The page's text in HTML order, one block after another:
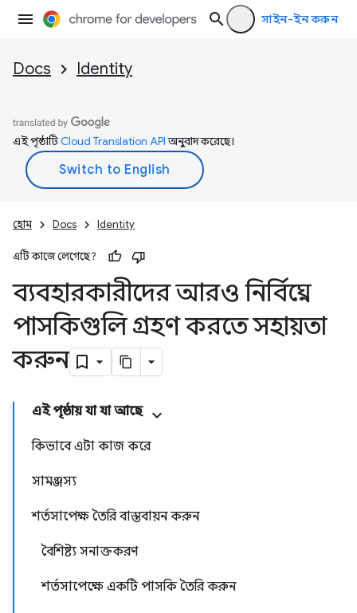
সাইন-ইন করুন
Docs Identity
এই পৃষ্ঠাটিCloud Translation APIঅনুবাদ করেছে।
হোম Docs Identity
এটি কাজে লেগেছে?
ব্যবহারকারীদের আরও নির্বিঘ্নে
পাসকিগুলি গ্রহণ করতে সহায়তা
করুন
এই পৃষ্ঠায় যা যা আছে
কিভাবে এটা কাজ করে
সামঞ্জস্য
শর্তসাপেক্ষ তৈরি বাস্তবায়ন করুন
বৈশিষ্ট্য সনাক্তকরণ
শর্তসাপেক্ষে একটি পাসকি তৈরি করুন